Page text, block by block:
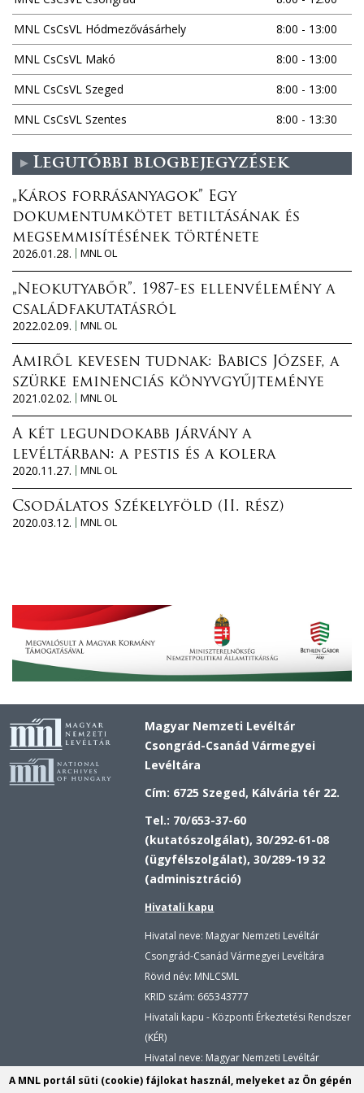
MNL CsCsVL Hódmezővásárhely
8:00 - 13:00
MNL CsCsVL Makó
8:00 - 13:00
MNL CsCsVL Szeged
8:00 - 13:00
MNL CsCsVL Szentes
8:00 - 13:30
Legutóbbi blogbejegyzések
„Káros forrásanyagok” Egy
dokumentumkötet betiltásának és
megsemmisítésének története
2026.01.28.
MNL OL
„Neokutyabőr”. 1987-es ellenvélemény a
családfakutatásról
2022.02.09.
MNL OL
Amiről kevesen tudnak: Babics József, a
szürke eminenciás könyvgyűjteménye
2021.02.02.
MNL OL
A két legundokabb járvány a
levéltárban: a pestis és a kolera
2020.11.27.
MNL OL
Csodálatos Székelyföld (II. rész)
2020.03.12.
MNL OL
Magyar Nemzeti Levéltár
Csongrád-Csanád Vármegyei
Levéltára
Cím: 6725 Szeged, Kálvária tér 22.
Tel.: 70/653-37-60
(kutatószolgálat), 30/292-61-08
(ügyfélszolgálat), 30/289-19 32
(adminisztráció)
Hivatali kapu
Hivatal neve: Magyar Nemzeti Levéltár
Csongrád-Csanád Vármegyei Levéltára
Rövid név: MNLCSML
KRID szám: 665343777
Hivatali kapu - Központi Érkeztetési Rendszer
(KÉR)
Hivatal neve: Magyar Nemzeti Levéltár
Rövid név: MNLCSML
A MNL portál süti (cookie) fájlokat használ, melyeket az Ön gépén